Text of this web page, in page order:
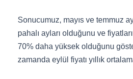
Sonucumuz, mayıs ve temmuz
pahalı ayları olduğunu ve
70% daha yüksek olduğunu
zamanda eylül fiyatı yıllık